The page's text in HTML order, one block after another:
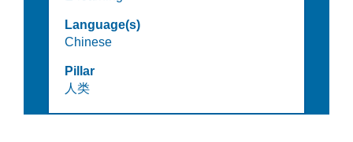
Language(s)
Chinese
Pillar
人类